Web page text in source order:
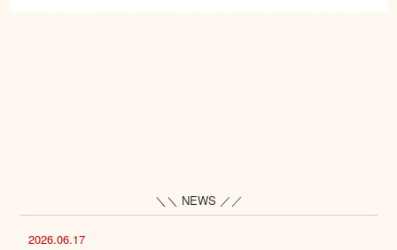
＼＼ NEWS ／／
2026.06.17